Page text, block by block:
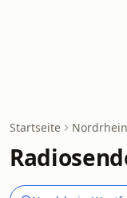
Startseite